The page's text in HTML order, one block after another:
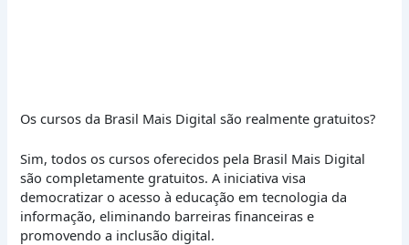
Os cursos da Brasil Mais Digital são realmente gratuitos?
Sim, todos os cursos oferecidos pela Brasil Mais Digital
são completamente gratuitos. A iniciativa visa
democratizar o acesso à educação em tecnologia da
informação, eliminando barreiras financeiras e
promovendo a inclusão digital.